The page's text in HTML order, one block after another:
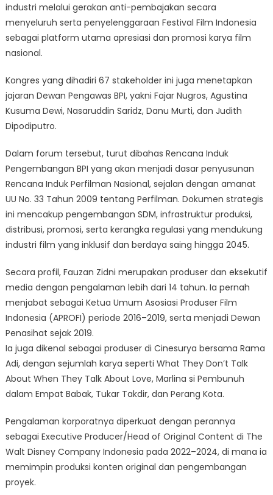
industri melalui gerakan anti-pembajakan secara
menyeluruh serta penyelenggaraan Festival Film Indonesia
sebagai platform utama apresiasi dan promosi karya film
nasional.
Kongres yang dihadiri 67 stakeholder ini juga menetapkan
jajaran Dewan Pengawas BPI, yakni Fajar Nugros, Agustina
Kusuma Dewi, Nasaruddin Saridz, Danu Murti, dan Judith
Dipodiputro.
Dalam forum tersebut, turut dibahas Rencana Induk
Pengembangan BPI yang akan menjadi dasar penyusunan
Rencana Induk Perfilman Nasional, sejalan dengan amanat
UU No. 33 Tahun 2009 tentang Perfilman. Dokumen strategis
ini mencakup pengembangan SDM, infrastruktur produksi,
distribusi, promosi, serta kerangka regulasi yang mendukung
industri film yang inklusif dan berdaya saing hingga 2045.
Secara profil, Fauzan Zidni merupakan produser dan eksekutif
media dengan pengalaman lebih dari 14 tahun. Ia pernah
menjabat sebagai Ketua Umum Asosiasi Produser Film
Indonesia (APROFI) periode 2016–2019, serta menjadi Dewan
Penasihat sejak 2019.
Ia juga dikenal sebagai produser di Cinesurya bersama Rama
Adi, dengan sejumlah karya seperti What They Don’t Talk
About When They Talk About Love, Marlina si Pembunuh
dalam Empat Babak, Tukar Takdir, dan Perang Kota.
Pengalaman korporatnya diperkuat dengan perannya
sebagai Executive Producer/Head of Original Content di The
Walt Disney Company Indonesia pada 2022–2024, di mana ia
memimpin produksi konten original dan pengembangan
proyek.